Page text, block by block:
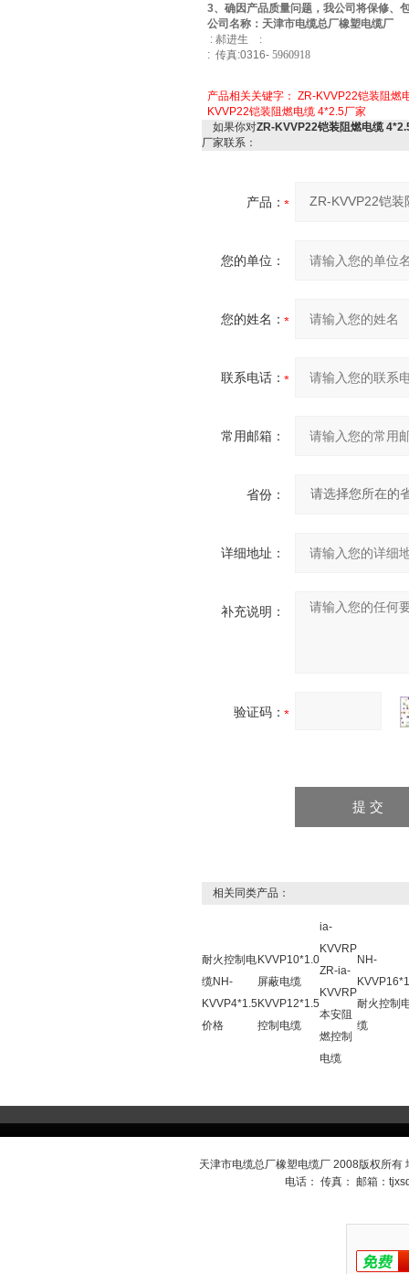
3、确因产品质量问题，我公司将保修、
公司名称：天津市电缆总厂橡塑电缆厂
: 郝进生
:
: 传真:0316- 5960918
产品相关关键字： ZR-KVVP22铠装阻燃
KVVP22铠装阻燃电缆 4*2.5厂家
如果你对ZR-KVVP22铠装阻燃电缆
厂家联系：
产品：
您的单位：
您的姓名：
联系电话：
常用邮箱：
省份：
详细地址：
补充说明：
验证码：
相关同类产品：
耐火控制电
缆NH-
KVVP4*1.5
价格
KVVP10*1.0
屏蔽电缆
KVVP12*1.5
控制电缆
ia-
KVVRP
ZR-ia-
KVVRP
本安阻
燃控制
电缆
NH-
耐火控制
缆
天津市电缆总厂橡塑电缆厂 2008版权所有
电话： 传真： 邮箱：